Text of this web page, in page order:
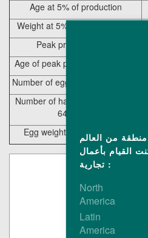
Age at 5% of production
Weight at 5% of production (g)
Peak production (%)
Age of peak production (weeks)
Number of eggs/hen at 64 weeks
Number of hatchingeggs/hen at
64 weeks
Egg weight at 27 weeks (g)
من العالم
القيام بأعمال
تجارية :
North
America
Latin
America